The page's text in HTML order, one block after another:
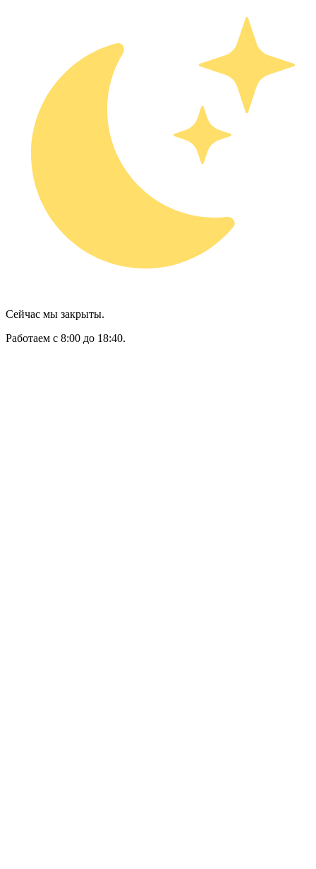
Сейчас мы закрыты.
Работаем с 8:00 до 18:40.